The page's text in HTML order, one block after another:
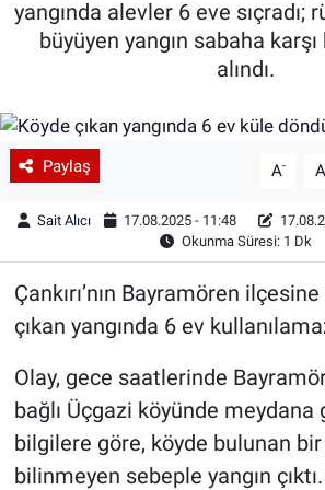
yangında alevler 6 eve sıçradı;
büyüyen yangın sabaha
alındı.
Paylaş A- A
Sait Alıcı 17.08.2025 - 11:48
Okunma Süresi: 1 Dk
Çankırı’nın Bayramören
çıkan yangında 6 ev
Olay, gece saatlerinde
bağlı Üçgazi köyünde meydana
bilgilere göre, köyde bulunan
bilinmeyen sebeple yangın